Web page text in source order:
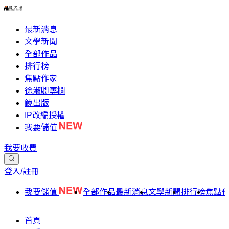
最新消息
文學新聞
全部作品
排行榜
焦點作家
徐淑卿專欄
鏡出版
IP改編授權
我要儲值
我要收費
登入/註冊
我要儲值 全部作品最新消息文學新聞排行榜焦點
首頁